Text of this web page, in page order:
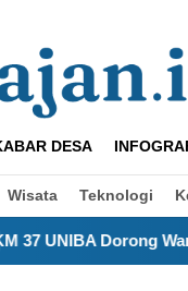
DESA
Wisata Teknologi
Undar Andir Ubah